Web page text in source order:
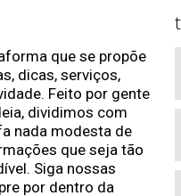
que se propõe
dicas, serviços,
Feito por gente
dividimos com
nada modesta de
que seja tão
Siga nossas
por dentro da